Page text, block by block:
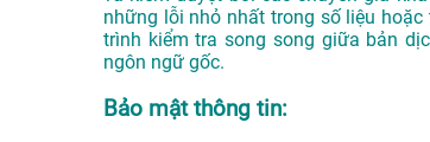
những lỗi nhỏ nhất trong số liệu
trình kiểm tra song song giữa bản
ngôn ngữ gốc.
Bảo mật thông tin: